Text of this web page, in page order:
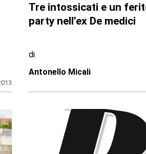
Tre intossicati e un
party nell’ex De medici
di
Antonello Micali